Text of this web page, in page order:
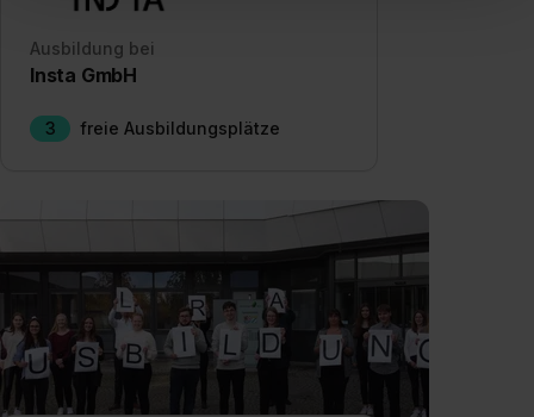
Inhalte (z.B. Videos oder Posts) angezeigt und hierfür
erforderliche personenbezogene Daten an Social Media
Dienste, ggfs. mit Sitz in den USA, übermittelt werden.
Eine Erlaubnis hierfür kannst du auch später noch im
bestimmte Verwendungszwecke zulassen, triff deine
Auswahl über die Checkboxen und klick auf „Auswahl
erlauben“. Die Einwilligung zur Platzierung von Cookies
der Kategorien „Präferenzen“, „Statistiken“ und „Social
Media und Marketing“ umfasst hierbei die Einwilligung
zur Übermittlung deiner Daten in die USA (Art. 49 Abs. 1
S. 1 lit. a) DS-GVO). Die USA verfügen über kein
angemessenes Datenschutzniveau (EuGH – Schrems
Ausbildung bei
Insta GmbH
3 freie Ausbildungsplätze